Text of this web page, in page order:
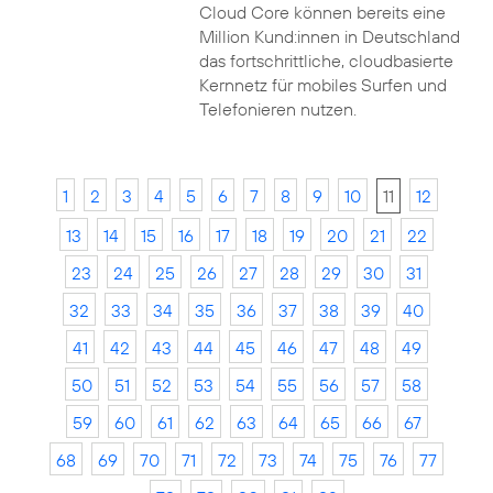
Cloud Core können bereits eine
Million Kund:innen in Deutschland
das fortschrittliche, cloudbasierte
Kernnetz für mobiles Surfen und
Telefonieren nutzen.
1 2 3 4 5 6 7 8 9 10 11
12
13
14 15 16 17 18 19 20 21
22
23
24 25 26 27 28 29 30
31
32
33 34 35 36 37 38 39
40
41
42 43 44 45 46 47 48
49
50
51 52 53 54 55 56 57
58
59
60 61 62 63 64 65 66
67
68
69 70 71 72 73 74 75 76
77